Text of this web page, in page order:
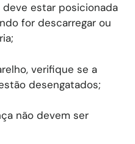
estar posicionada
for descarregar ou
verifique se a
desengatados;
não devem ser